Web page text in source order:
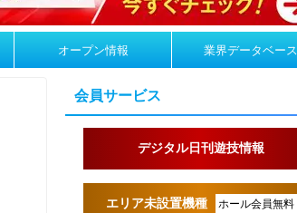
オープン情報 業界データベース
会員サービス
デジタル日刊遊技情報
エリア未設置機種 ホール会員無料